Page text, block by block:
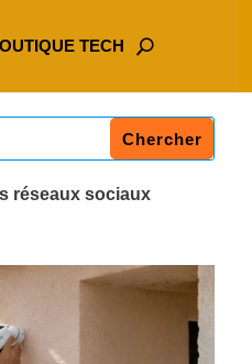
TECH
réseaux sociaux